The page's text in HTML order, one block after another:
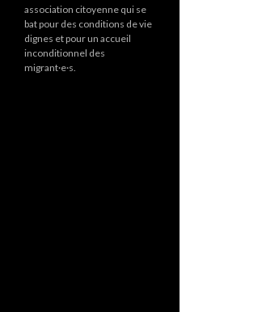
association citoyenne qui se
bat pour des conditions de vie
dignes et pour un accueil
inconditionnel des
migrant·e·s.